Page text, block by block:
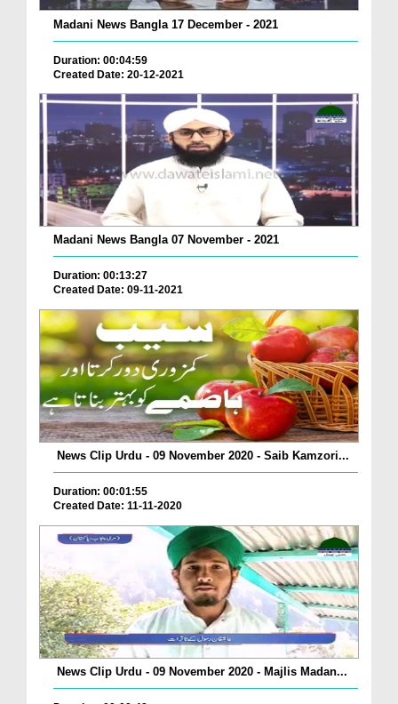
Madani News Bangla 17 December - 2021
Duration: 00:04:59
Created Date: 20-12-2021
Madani News Bangla 07 November - 2021
Duration: 00:13:27
Created Date: 09-11-2021
News Clip Urdu - 09 November 2020 - Saib Kamzori...
Duration: 00:01:55
Created Date: 11-11-2020
News Clip Urdu - 09 November 2020 - Majlis Madan...